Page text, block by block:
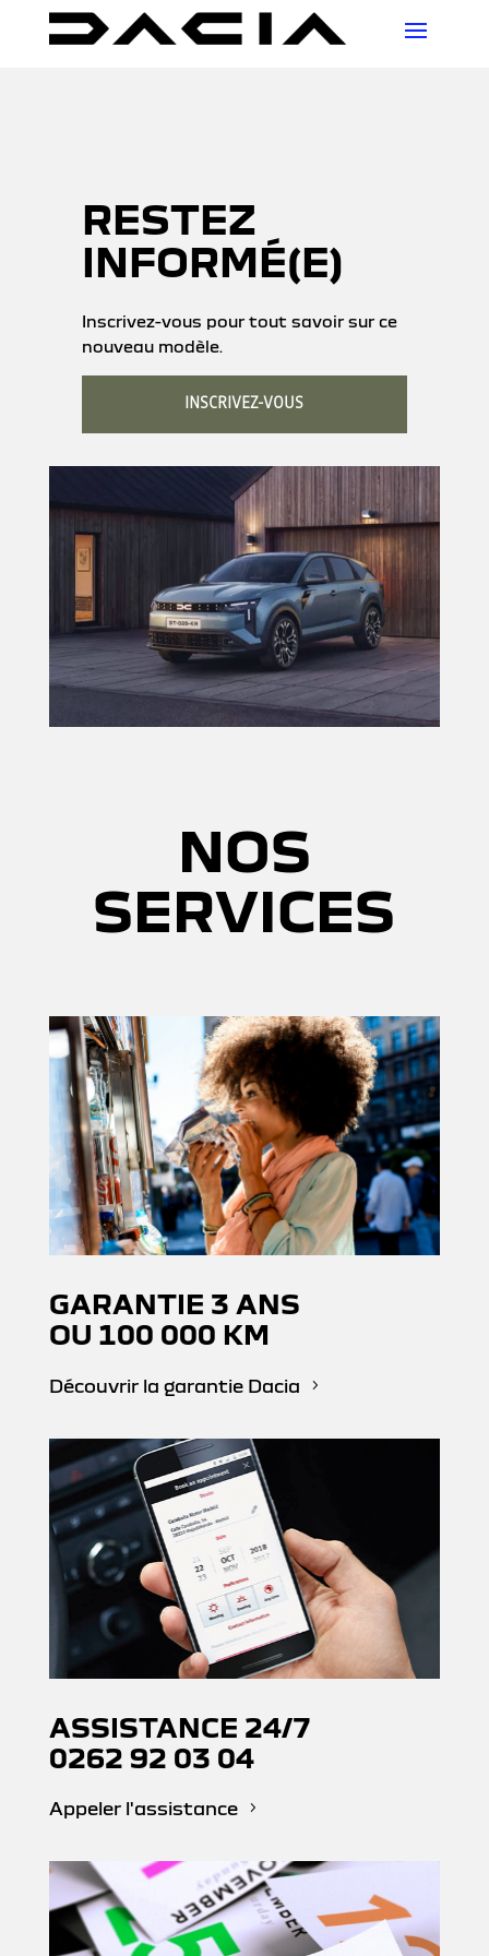
RESTEZ
INFORMÉ(E)
Inscrivez-vous pour tout savoir sur ce
nouveau modèle.
INSCRIVEZ-VOUS
NOS
SERVICES
GARANTIE 3 ANS
OU 100 000 KM
Découvrir la garantie Dacia
ASSISTANCE 24/7
0262 92 03 04
Appeler l'assistance